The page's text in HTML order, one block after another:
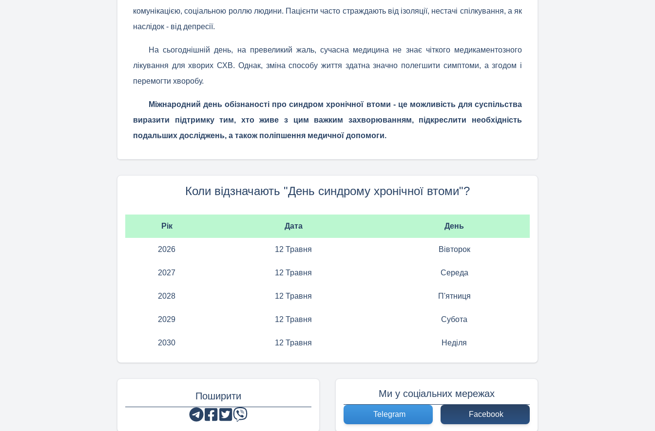
комунікацією, соціальною роллю людини. Пацієнти часто страждають від ізоляції, нестачі спілкування, а як
наслідок - від депресії.
На сьогоднішній день, на превеликий жаль, сучасна медицина не знає чіткого медикаментозного
лікування для хворих СХВ. Однак, зміна способу життя здатна значно полегшити симптоми, а згодом і
перемогти хворобу.
Міжнародний день обізнаності про синдром хронічної втоми - це можливість для суспільства
виразити підтримку тим, хто живе з цим важким захворюванням, підкреслити необхідність
подальших досліджень, а також поліпшення медичної допомоги.
Коли відзначають "День синдрому хронічної втоми"?
Рік Дата День
2026 12 Травня Вівторок
2027 12 Травня Середа
2028 12 Травня П'ятниця
2029 12 Травня Субота
2030 12 Травня Неділя
Поширити Ми у соціальних мережах
Telegram Facebook